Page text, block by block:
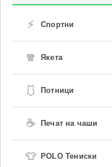
⚡ Спортни
🧣 Якета
🩱 Потници
☕ Печат на чаши
👕 POLO Тениски